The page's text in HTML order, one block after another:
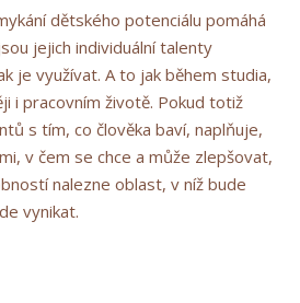
dětského potenciálu pomáhá
jejich individuální talenty
je využívat. A to jak během studia,
i pracovním životě. Pokud totiž
s tím, co člověka baví, naplňuje,
v čem se chce a může zlepšovat,
nalezne oblast, v níž bude
vynikat.